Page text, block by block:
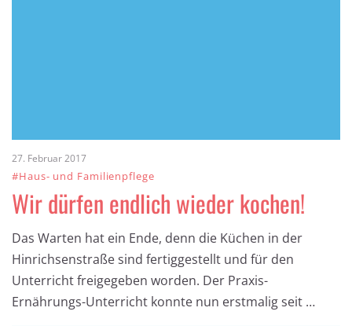
27. Februar 2017
#Haus- und Familienpflege
Wir dürfen endlich wieder kochen!
Das Warten hat ein Ende, denn die Küchen in der
Hinrichsenstraße sind fertiggestellt und für den
Unterricht freigegeben worden. Der Praxis-
Ernährungs-Unterricht konnte nun erstmalig seit …